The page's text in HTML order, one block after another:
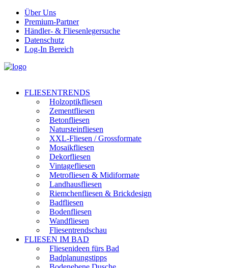
Über Uns
Premium-Partner
Händler- & Fliesenlegersuche
Datenschutz
Log-In Bereich
FLIESENTRENDS
Holzoptikfliesen
Zementfliesen
Betonfliesen
Natursteinfliesen
XXL-Fliesen / Grossformate
Mosaikfliesen
Dekorfliesen
Vintagefliesen
Metrofliesen & Midiformate
Landhausfliesen
Riemchenfliesen & Brickdesign
Badfliesen
Bodenfliesen
Wandfliesen
Fliesentrendschau
FLIESEN IM BAD
Fliesenideen fürs Bad
Badplanungstipps